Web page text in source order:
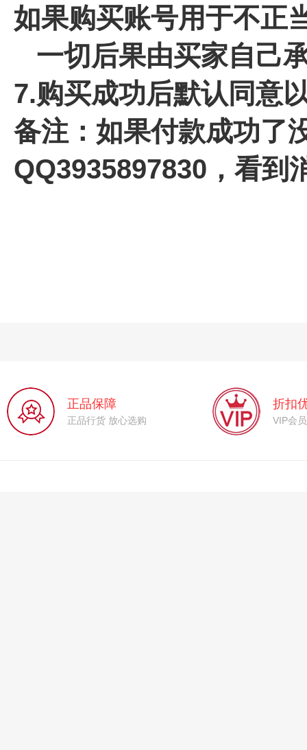
如果购买账号用于不正
一切后果由买家自己
7.购买成功后默认同意
备注：如果付款成功了
QQ3935897830，看到
正品保障
正品行货 放心选购
折扣
VIP会